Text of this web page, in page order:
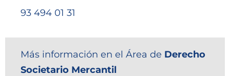
93 494 01 31
Más información en el Área de Derecho
Societario Mercantil